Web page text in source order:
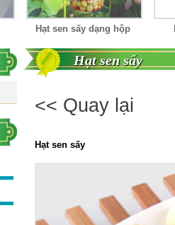
Hạt sen sấy 500g
Hạt sen sấy
<< Quay lại
Hạt sen sấy